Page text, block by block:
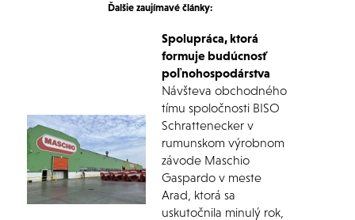
Ďalšie zaujímavé články:
Spolupráca, ktorá
formuje budúcnosť
poľnohospodárstva
Návšteva obchodného
tímu spoločnosti BISO
Schrattenecker v
rumunskom výrobnom
závode Maschio
Gaspardo v meste
Arad, ktorá sa
uskutočnila minulý rok,